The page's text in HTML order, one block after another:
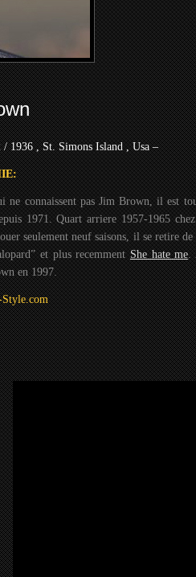
1936 , St. Simons Island , Usa –
ne connaissent pas Jim Brown, il est
1971. Quart arriere 1957-1965
seulement neuf saisons, il se retire
et plus recemmentShe hate me.
en 1997.